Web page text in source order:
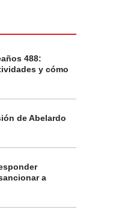
488:
y cómo
de Abelardo
a